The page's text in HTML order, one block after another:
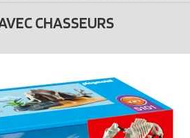
CHASSEURS